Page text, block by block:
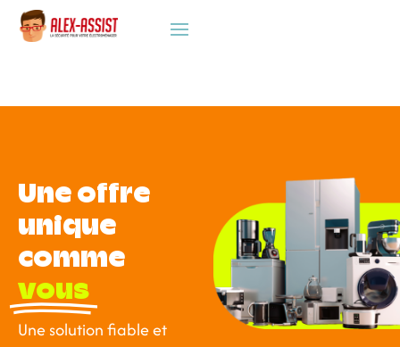
Une offre
unique
comme
vous
Une solution fiable et